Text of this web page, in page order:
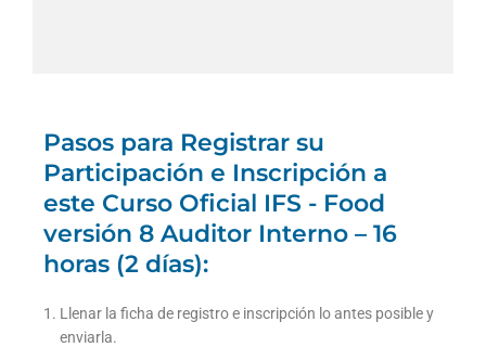
Pasos para Registrar su
Participación e Inscripción a
este Curso Oficial IFS - Food
versión 8 Auditor Interno – 16
horas (2 días):
Llenar la ficha de registro e inscripción lo antes posible y
enviarla.